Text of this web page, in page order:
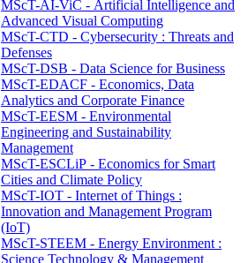
MScT-AI-ViC - Artificial Intelligence and
Advanced Visual Computing
MScT-CTD - Cybersecurity : Threats and
Defenses
MScT-DSB - Data Science for Business
MScT-EDACF - Economics, Data
Analytics and Corporate Finance
MScT-EESM - Environmental
Engineering and Sustainability
Management
MScT-ESCLiP - Economics for Smart
Cities and Climate Policy
MScT-IOT - Internet of Things :
Innovation and Management Program
(IoT)
MScT-STEEM - Energy Environment :
Science Technology & Management